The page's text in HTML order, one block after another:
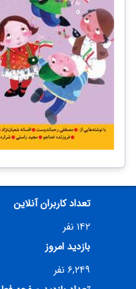
تعداد کاربران آنلاین
۱۴۲ نفر
بازدید امروز
۶,۲۴۹ نفر